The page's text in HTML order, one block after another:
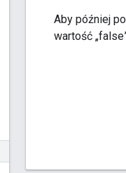
Aby później
wartość